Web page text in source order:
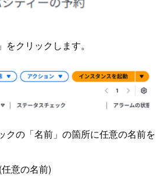
をクリックします。
クの「名前」の箇所に任意の名前を
意の名前)